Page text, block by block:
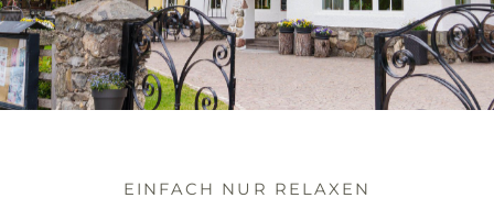
EINFACH NUR RELAXEN